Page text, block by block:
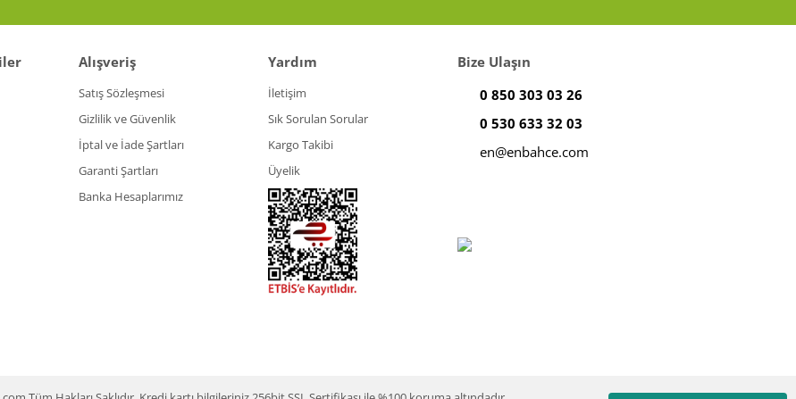
Alışveriş
Satış Sözleşmesi
Gizlilik ve Güvenlik
İptal ve İade Şartları
Garanti Şartları
Banka Hesaplarımız
Yardım
İletişim
Sık Sorulan Sorular
Kargo Takibi
Üyelik
Bize Ulaşın
0 850 303 03 26
0 530 633 32 03
en@enbahce.com